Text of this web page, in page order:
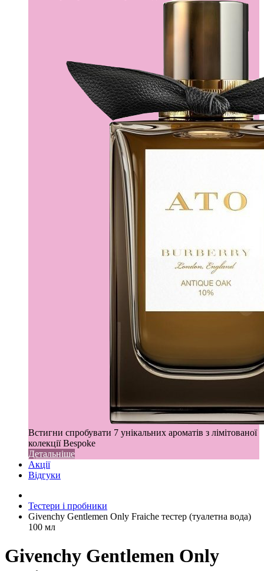
Встигни спробувати 7 унікальних ароматів з лімітованої
колекції Bespoke
Детальніше
Акції
Відгуки
Тестери і пробники
Givenchy Gentlemen Only Fraiche тестер (туалетна вода)
100 мл
Givenchy Gentlemen Only